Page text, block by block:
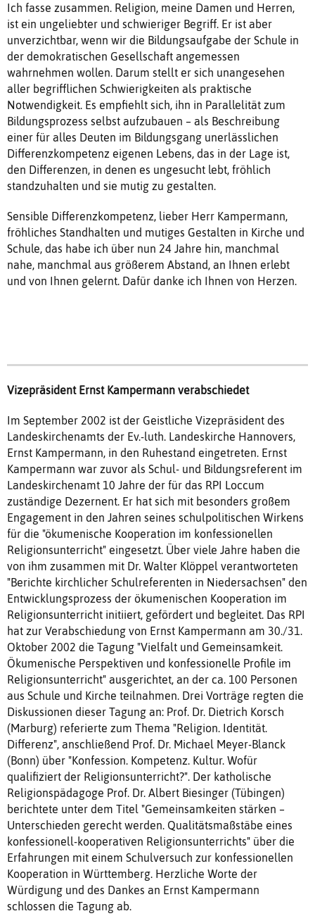
Ich fasse zusammen. Religion, meine Damen und Herren,
ist ein ungeliebter und schwieriger Begriff. Er ist aber
unverzichtbar, wenn wir die Bildungsaufgabe der Schule in
der demokratischen Gesellschaft angemessen
wahrnehmen wollen. Darum stellt er sich unangesehen
aller begrifflichen Schwierigkeiten als praktische
Notwendigkeit. Es empfiehlt sich, ihn in Parallelität zum
Bildungsprozess selbst aufzubauen – als Beschreibung
einer für alles Deuten im Bildungsgang unerlässlichen
Differenzkompetenz eigenen Lebens, das in der Lage ist,
den Differenzen, in denen es ungesucht lebt, fröhlich
standzuhalten und sie mutig zu gestalten.
Sensible Differenzkompetenz, lieber Herr Kampermann,
fröhliches Standhalten und mutiges Gestalten in Kirche und
Schule, das habe ich über nun 24 Jahre hin, manchmal
nahe, manchmal aus größerem Abstand, an Ihnen erlebt
und von Ihnen gelernt. Dafür danke ich Ihnen von Herzen.
Vizepräsident Ernst Kampermann verabschiedet
Im September 2002 ist der Geistliche Vizepräsident des
Landeskirchenamts der Ev.-luth. Landeskirche Hannovers,
Ernst Kampermann, in den Ruhestand eingetreten. Ernst
Kampermann war zuvor als Schul- und Bildungsreferent im
Landeskirchenamt 10 Jahre der für das RPI Loccum
zuständige Dezernent. Er hat sich mit besonders großem
Engagement in den Jahren seines schulpolitischen Wirkens
für die "ökumenische Kooperation im konfessionellen
Religionsunterricht" eingesetzt. Über viele Jahre haben die
von ihm zusammen mit Dr. Walter Klöppel verantworteten
"Berichte kirchlicher Schulreferenten in Niedersachsen" den
Entwicklungsprozess der ökumenischen Kooperation im
Religionsunterricht initiiert, gefördert und begleitet. Das RPI
hat zur Verabschiedung von Ernst Kampermann am 30./31.
Oktober 2002 die Tagung "Vielfalt und Gemeinsamkeit.
Ökumenische Perspektiven und konfessionelle Profile im
Religionsunterricht" ausgerichtet, an der ca. 100 Personen
aus Schule und Kirche teilnahmen. Drei Vorträge regten die
Diskussionen dieser Tagung an: Prof. Dr. Dietrich Korsch
(Marburg) referierte zum Thema "Religion. Identität.
Differenz", anschließend Prof. Dr. Michael Meyer-Blanck
(Bonn) über "Konfession. Kompetenz. Kultur. Wofür
qualifiziert der Religionsunterricht?". Der katholische
Religionspädagoge Prof. Dr. Albert Biesinger (Tübingen)
berichtete unter dem Titel "Gemeinsamkeiten stärken –
Unterschieden gerecht werden. Qualitätsmaßstäbe eines
konfessionell-kooperativen Religionsunterrichts" über die
Erfahrungen mit einem Schulversuch zur konfessionellen
Kooperation in Württemberg. Herzliche Worte der
Würdigung und des Dankes an Ernst Kampermann
schlossen die Tagung ab.